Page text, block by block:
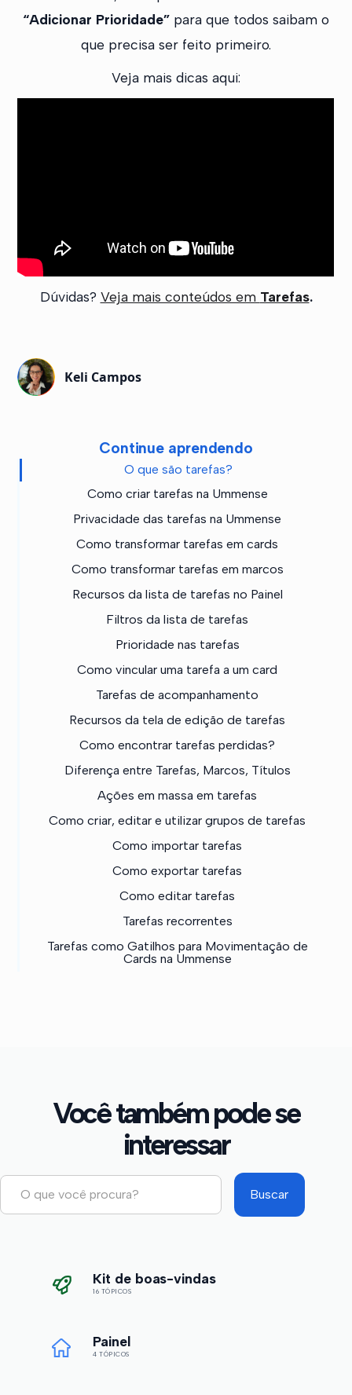
Continue aprendendo
O que são tarefas?
Como criar tarefas na Ummense
Privacidade das tarefas na Ummense
Como transformar tarefas em cards
Como transformar tarefas em marcos
Recursos da lista de tarefas no Painel
Filtros da lista de tarefas
Prioridade nas tarefas
Como vincular uma tarefa a um card
Tarefas de acompanhamento
Recursos da tela de edição de tarefas
Como encontrar tarefas perdidas?
Diferença entre Tarefas, Marcos, Títulos
Ações em massa em tarefas
Como criar, editar e utilizar grupos de tarefas
Como importar tarefas
Como exportar tarefas
Como editar tarefas
Tarefas recorrentes
Tarefas como Gatilhos para Movimentação de
Cards na Ummense
“Adicionar Prioridade” para que todos saibam o
que precisa ser feito primeiro.
Veja mais dicas aqui:
Dúvidas? Veja mais conteúdos em Tarefas.
Keli Campos
Você também pode se
interessar
Kit de boas-vindas
16 TÓPICOS
Painel
4 TÓPICOS